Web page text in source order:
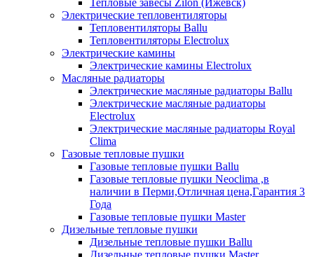
Тепловые завесы Zilon (Ижевск)
Электрические тепловентиляторы
Тепловентиляторы Ballu
Тепловентиляторы Electrolux
Электрические камины
Электрические камины Electrolux
Масляные радиаторы
Электрические масляные радиаторы Ballu
Электрические масляные радиаторы
Electrolux
Электрические масляные радиаторы Royal
Clima
Газовые тепловые пушки
Газовые тепловые пушки Ballu
Газовые тепловые пушки Neoclima ,в
наличии в Перми,Отличная цена,Гарантия 3
Года
Газовые тепловые пушки Master
Дизельные тепловые пушки
Дизельные тепловые пушки Ballu
Дизельные тепловые пушки Master